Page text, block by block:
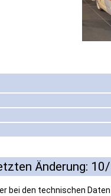
Änderung:
bei den technischen